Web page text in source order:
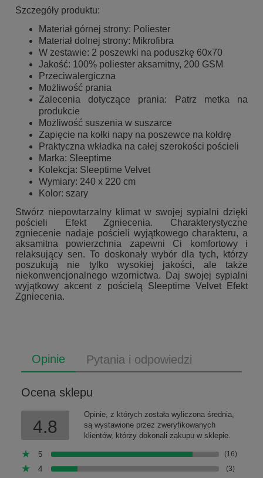
Szczegóły produktu:
Materiał górnej strony: Poliester
Materiał dolnej strony: Mikrofibra
W zestawie: 2 poszewki na poduszkę 60x70
Jakość: 100% poliester aksamitny, 200 GSM
Przeciwalergiczna
Możliwość prania
Zalecenia dotyczące prania: Patrz metka na
produkcie
Możliwość suszenia w suszarce
Zapięcie na kołki napy na poszewce na kołdrę
Praktyczna wkładka na całej szerokości pościeli
Marka: Sleeptime
Kolekcja: Sleeptime Velvet
Wymiary: 240 x 220 cm
Kolor: szary
Stwórz niepowtarzalny klimat w swojej sypialni dzięki
pościeli Efekt Zgniecenia. Charakterystyczne
zgniecenie nadaje pościeli wyjątkowego charakteru, a
aksamitna powierzchnia zapewni Ci komfortowy i
relaksujący sen. To doskonały wybór dla tych, którzy
poszukują nie tylko wysokiej jakości, ale także
niekonwencjonalnego wzornictwa. Daj swojej sypialni
wyjątkowy akcent z pościelą Sleeptime Velvet Efekt
Zgniecenia.
Opinie Pytania i odpowiedzi
Ocena sklepu
4.8
Opinie, z których została wyliczona średnia,
są wystawione przez zweryfikowanych
klientów, którzy dokonali zakupu w sklepie.
5 (16)
4 (3)